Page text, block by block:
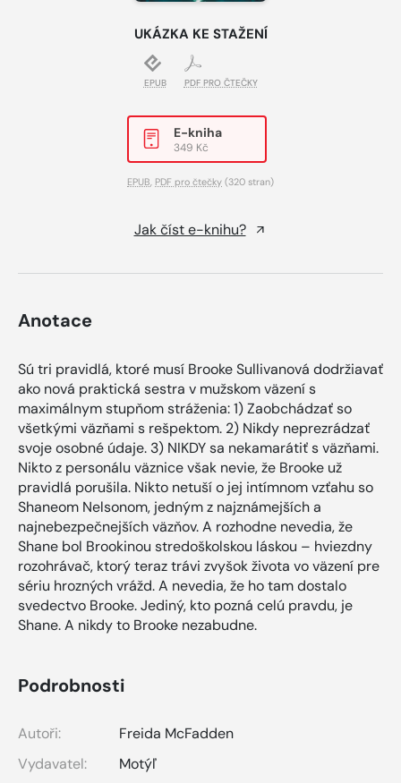
UKÁZKA KE STAŽENÍ
EPUB PDF PRO ČTEČKY
E-kniha
349 Kč
EPUB PDF pro čtečky (320 stran)
Jak číst e-knihu?
Anotace
Sú tri pravidlá, ktoré musí Brooke Sullivanová dodržiavať
ako nová praktická sestra v mužskom väzení s
maximálnym stupňom stráženia: 1) Zaobchádzať so
všetkými väzňami s rešpektom. 2) Nikdy neprezrádzať
svoje osobné údaje. 3) NIKDY sa nekamarátiť s väzňami.
Nikto z personálu väznice však nevie, že Brooke už
pravidlá porušila. Nikto netuší o jej intímnom vzťahu so
Shaneom Nelsonom, jedným z najznámejších a
najnebezpečnejších väzňov. A rozhodne nevedia, že
Shane bol Brookinou stredoškolskou láskou – hviezdny
rozohrávač, ktorý teraz trávi zvyšok života vo väzení pre
sériu hrozných vrážd. A nevedia, že ho tam dostalo
svedectvo Brooke. Jediný, kto pozná celú pravdu, je
Shane. A nikdy to Brooke nezabudne.
Podrobnosti
Autoři:
Freida McFadden
Vydavatel:
Motýľ